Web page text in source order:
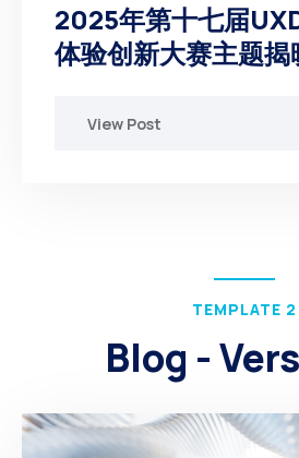
2025年第十七届
体验创新大赛主题揭
View Post
TEMPLATE 2
Blog -